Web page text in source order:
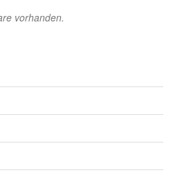
vorhanden.